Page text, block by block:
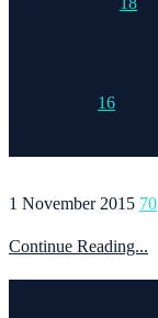
16
1 November 2015 70
Continue Reading...